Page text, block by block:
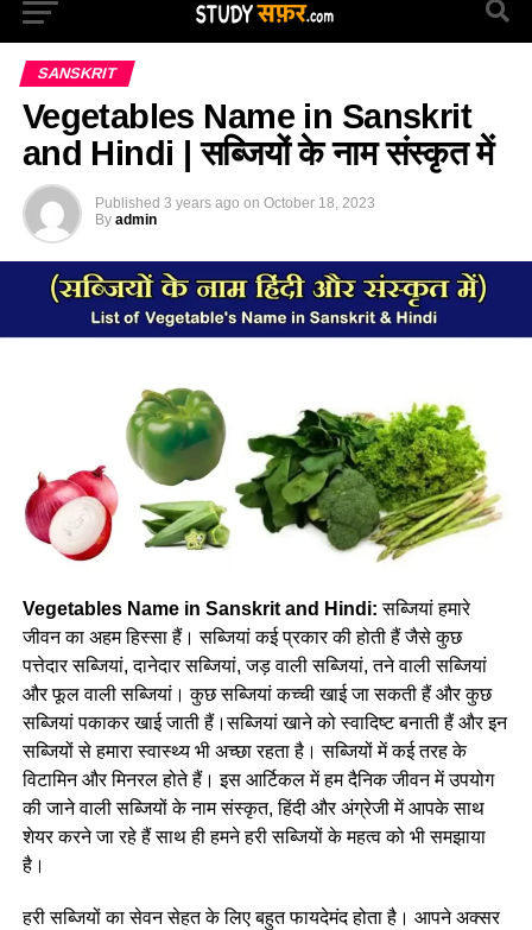
SANSKRIT
Vegetables Name in Sanskrit
and Hindi | सब्जियों के नाम संस्कृत में
Published 3 years ago on October 18, 2023
By admin
Vegetables Name in Sanskrit and Hindi: सब्जियां हमारे
जीवन का अहम हिस्सा हैं। सब्जियां कई प्रकार की होती हैं जैसे कुछ
पत्तेदार सब्जियां, दानेदार सब्जियां, जड़ वाली सब्जियां, तने वाली सब्जियां
और फूल वाली सब्जियां। कुछ सब्जियां कच्ची खाई जा सकती हैं और कुछ
सब्जियां पकाकर खाई जाती हैं।सब्जियां खाने को स्वादिष्ट बनाती हैं और इन
सब्जियों से हमारा स्वास्थ्य भी अच्छा रहता है। सब्जियों में कई तरह के
विटामिन और मिनरल होते हैं। इस आर्टिकल में हम दैनिक जीवन में उपयोग
की जाने वाली सब्जियों के नाम संस्कृत, हिंदी और अंग्रेजी में आपके साथ
शेयर करने जा रहे हैं साथ ही हमने हरी सब्जियों के महत्व को भी समझाया
है।
हरी सब्जियों का सेवन सेहत के लिए बहुत फायदेमंद होता है। आपने अक्सर